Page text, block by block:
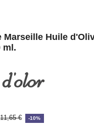
Marseille Huile
ml.
11,65 € -10%